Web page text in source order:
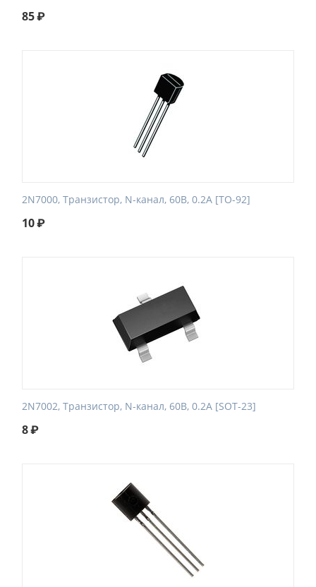
85₽
2N7000, Транзистор, N-канал, 60В, 0.2А [TO-92]
10₽
2N7002, Транзистор, N-канал, 60В, 0.2А [SOT-23]
8₽